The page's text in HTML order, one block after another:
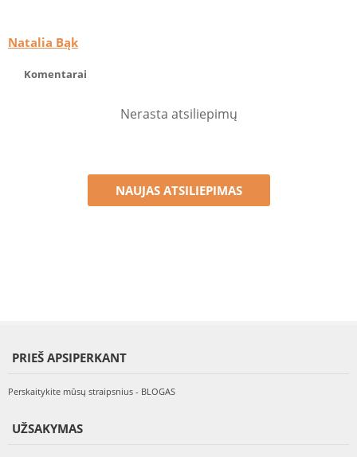
Natalia Bąk
Komentarai
Nerasta atsiliepimų
NAUJAS ATSILIEPIMAS
PRIEŠ APSIPERKANT
Perskaitykite mūsų straipsnius - BLOGAS
UŽSAKYMAS